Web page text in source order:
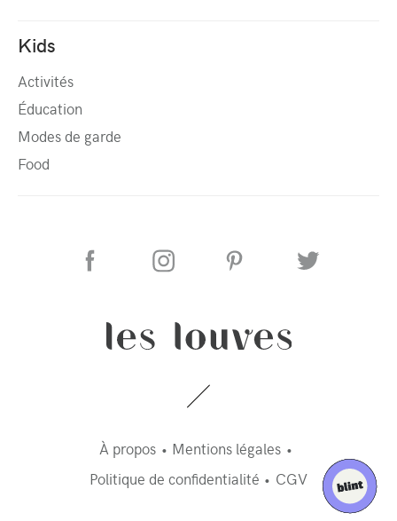
Kids
Activités
Éducation
Modes de garde
Food
À propos
Mentions légales
Politique de confidentialité
CGV